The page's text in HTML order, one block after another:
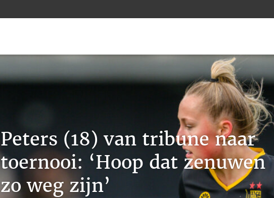
Peters (18) van tribune naar
toernooi: ‘Hoop dat zenuwen
zo weg zijn’